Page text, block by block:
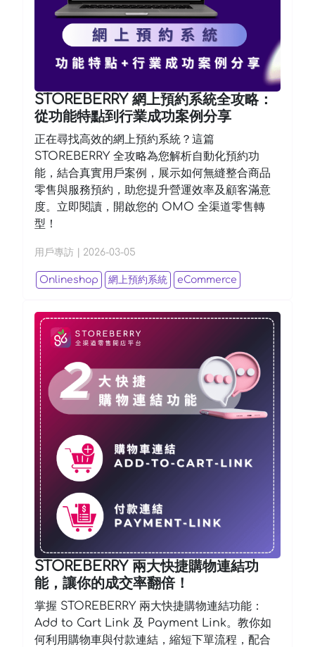
STOREBERRY 網上預約系統全攻略：
從功能特點到行業成功案例分享
正在尋找高效的網上預約系統？這篇
STOREBERRY 全攻略為您解析自動化預約功
能，結合真實用戶案例，展示如何無縫整合商品
零售與服務預約，助您提升營運效率及顧客滿意
度。立即閱讀，開啟您的 OMO 全渠道零售轉
型！
用戶專訪 2026-03-05
Onlineshop 網上預約系統 eCommerce
STOREBERRY 兩大快捷購物連結功
能，讓你的成交率翻倍！
掌握 STOREBERRY 兩大快捷購物連結功能：
Add to Cart Link 及 Payment Link。教你如
何利用購物車與付款連結，縮短下單流程，配合